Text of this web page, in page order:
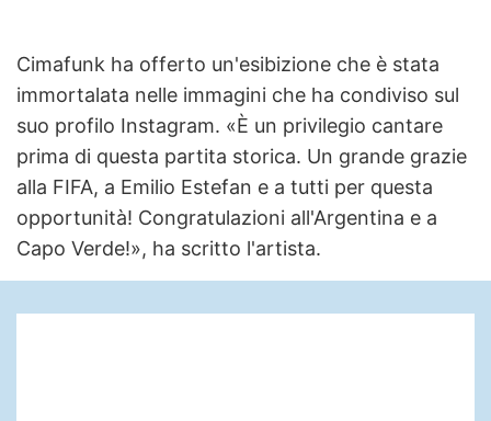
Cimafunk ha offerto un'esibizione che è stata
immortalata nelle immagini che ha condiviso sul
suo profilo Instagram. «È un privilegio cantare
prima di questa partita storica. Un grande grazie
alla FIFA, a Emilio Estefan e a tutti per questa
opportunità! Congratulazioni all'Argentina e a
Capo Verde!», ha scritto l'artista.